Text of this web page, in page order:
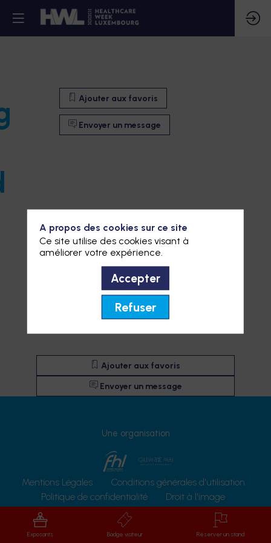
Ajouter aux favoris
Envoyer un message
Ajouter aux favoris
Envoyer un message
Une organisation
Mentions Légales
Conditions générales d'utilisation
Politique de confidentialité
Droit à l'image
Protection des données
Exposants Badge visiteur Réserver un stand
A propos des cookies sur ce site
Ce site utilise des cookies visant à
améliorer votre expérience.
Accepter
Refuser